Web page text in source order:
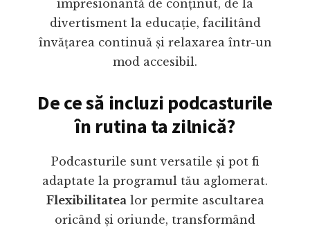
impresionantă de conținut, de la
divertisment la educație, facilitând
învățarea continuă și relaxarea într-un
mod accesibil.
De ce să incluzi podcasturile
în rutina ta zilnică?
Podcasturile sunt versatile și pot fi
adaptate la programul tău aglomerat.
Flexibilitatealor permite ascultarea
oricând și oriunde, transformând